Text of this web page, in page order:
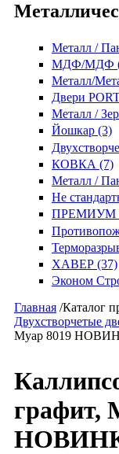
Металл /
МДФ/МДФ
Металл/
Двери
Металл /
Йошкар (3)
КОВКА (7)
Металл /
Не
ПРЕМИУМ
ХАВЕР (37)
Эконом
Главная /Каталог
Двухстворчетые
Муар 8019
графит,